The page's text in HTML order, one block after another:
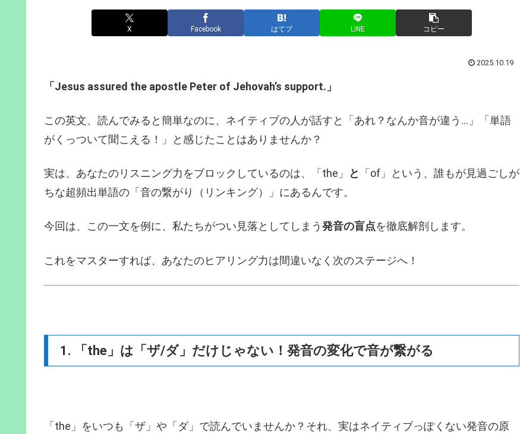
X Facebook はてブ LINE コピー
2025.10.19
「Jesus assured the apostle Peter of Jehovah’s support.」
この英文、読んでみると簡単なのに、ネイティブの人が話すと「あれ？なんか音が違う…」「単語
がくっついて聞こえる！」と感じたことはありませんか？
実は、あなたのリスニング力をブロックしているのは、「the」 と
「of」という、誰もが見過ごしが
ちな超頻出単語の「音の繋がり（リンキング）」にあるんです。
今回は、この一文を例に、私たちがつい見落としてしまう発音の盲点を徹底解剖します。
これをマスターすれば、あなたのヒアリング力は間違いなく次のステージへ！
1. 「the」は「ザ/ダ」だけじゃない！発音の変化で音が繋がる
「the」をいつも「ザ」や「ダ」で読んでいませんか？それ、実はネイティブっぽくない発音の原